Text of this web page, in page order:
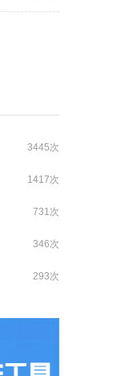
3445次
1417次
731次
346次
293次